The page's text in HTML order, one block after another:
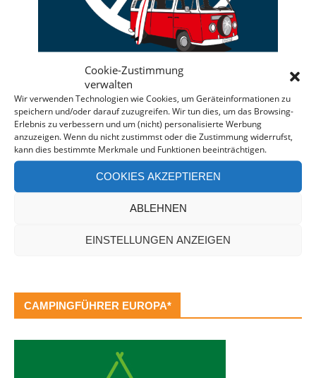
Cookie-Zustimmung
verwalten
Wir verwenden Technologien wie Cookies, um Geräteinformationen zu
speichern und/oder darauf zuzugreifen. Wir tun dies, um das Browsing-
Erlebnis zu verbessern und um (nicht) personalisierte Werbung
anzuzeigen. Wenn du nicht zustimmst oder die Zustimmung widerrufst,
kann dies bestimmte Merkmale und Funktionen beeinträchtigen.
COOKIES AKZEPTIEREN
ABLEHNEN
EINSTELLUNGEN ANZEIGEN
Deine individuelle Beratung bei der Campermiete
in Deutschland und Europa.
Bei einer Anfrage über diesen Banner erhältst Du
automatisch einen
Offenlegung: Die Anfrage bei der Camper Oase ist
Buchung kommt, erhalten wir eine kleine Provision.
CAMPINGFÜHRER EUROPA*